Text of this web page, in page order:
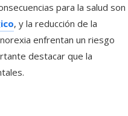
para la salud son
, y la reducción de la
enfrentan un riesgo
destacar que la